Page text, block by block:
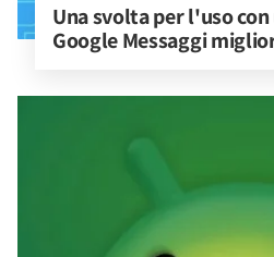
Una svolta per l'uso
Google Messaggi